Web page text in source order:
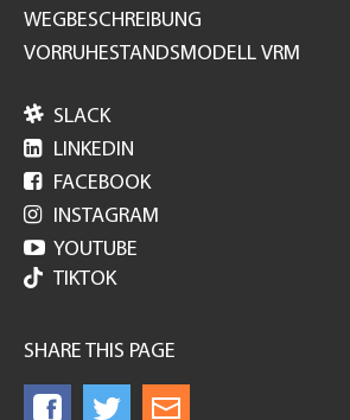
WEGBESCHREIBUNG
VORRUHESTANDSMODELL VRM
 SLACK
 LINKEDIN
 FACEBOOK
 INSTAGRAM
 YOUTUBE
TIKTOK
SHARE THIS PAGE